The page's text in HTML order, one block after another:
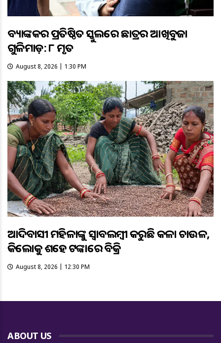
ବ୍ୟାଙ୍କକର ପ୍ରତିଷ୍ଠିତ ସ୍କୁଲରେ ଛାତ୍ରର ଆଖିବୁଜା
ଗୁଳିମାଡ଼: ୮ ମୃତ
August 8, 2026 | 1:30 PM
ଆଦିବାସୀ ମହିଳାଙ୍କୁ ସ୍ଵାବଲମ୍ଵୀ କରୁଛି କଳା ଚାଉଳ,
କିଲୋକୁ ଶହେ ଟଙ୍କାରେ ବିକ୍ରି
August 8, 2026 | 12:30 PM
ABOUT US